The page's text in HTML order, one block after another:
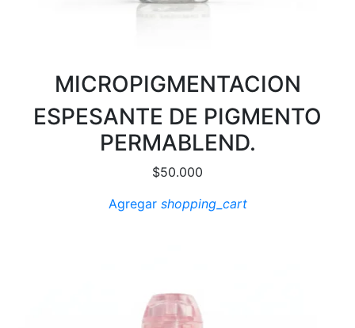
MICROPIGMENTACION
ESPESANTE DE PIGMENTO
PERMABLEND.
$50.000
Agregar shopping_cart